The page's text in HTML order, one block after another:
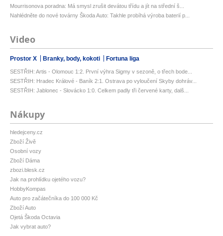
Mourrisonova poradna: Má smysl zrušit devátou třídu a jít na střední š...
Nahlédněte do nové továrny Škoda Auto: Takhle probíhá výroba baterií p...
Video
Prostor X Branky, body, kokoti Fortuna liga
SESTŘIH: Artis - Olomouc 1:2. První výhra Sigmy v sezoně, o třech bode...
SESTŘIH: Hradec Králové - Baník 2:1. Ostrava po vyloučení Skyby dohráv...
SESTŘIH: Jablonec - Slovácko 1:0. Celkem padly tři červené karty, dalš...
Nákupy
hledejceny.cz
Zboží Živě
Osobní vozy
Zboží Dáma
zbozi.blesk.cz
Jak na prohlídku ojetého vozu?
HobbyKompas
Auto pro začátečníka do 100 000 Kč
Zboží Auto
Ojetá Škoda Octavia
Jak vybrat auto?